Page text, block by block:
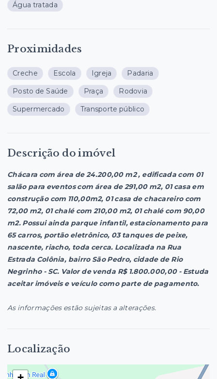
Água tratada
Proximidades
Creche Escola Igreja Padaria
Posto de Saúde Praça Rodovia
Supermercado Transporte público
Descrição do imóvel
Chácara com área de 24.200,00 m2 , edificada com 01
salão para eventos com área de 291,00 m2, 01 casa em
construção com 110,00m2, 01 casa de chacareiro com
72,00 m2, 01 chalé com 210,00 m2, 01 chalé com 90,00
m2. Possui ainda parque infantil, estacionamento para
65 carros, portão eletrônico, 03 tanques de peixe,
nascente, riacho, toda cerca. Localizada na Rua
Estrada Colônia, bairro São Pedro, cidade de Rio
Negrinho - SC. Valor de venda R$ 1.800.000,00 - Estuda
aceitar imóveis e veículo como parte de pagamento.
As informações estão sujeitas a alterações.
Localização